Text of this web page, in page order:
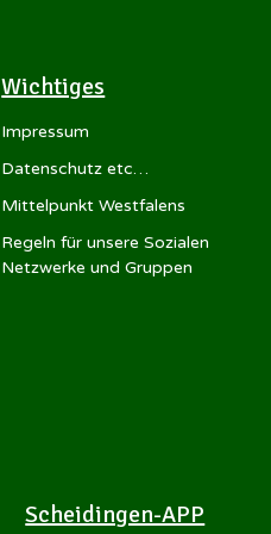
Wichtiges
Impressum
Datenschutz etc…
Mittelpunkt Westfalens
Regeln für unsere Sozialen
Netzwerke und Gruppen
Scheidingen-APP